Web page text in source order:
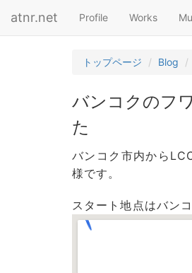
atnr.net Profile Works
トップページ Blog
バンコクのフ
た
バンコク市内から
様です。
スタート地点はバン